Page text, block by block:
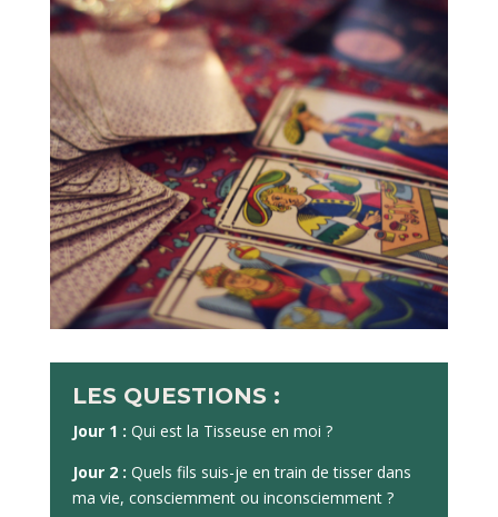
LES QUESTIONS :
Jour 1 : Qui est la Tisseuse en moi ?
Jour 2 : Quels fils suis-je en train de tisser dans
ma vie, consciemment ou inconsciemment ?